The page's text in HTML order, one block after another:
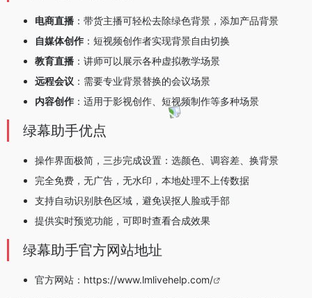
电商直播 ：带货主播可轻松去除绿色背景，添加产品背景
自媒体创作 ：短视频创作者实现背景自由切换
教育直播 ：讲师可以展示各种虚拟教学场景
远程会议 ：需要专业背景替换的会议场景
内容创作 ：适用于影视创作、短视频制作等多种场景
绿幕助手优点
操作界面极简，三步完成设置：选颜色、调容差、换背景
完全免费，无广告，无水印，本地处理不上传数据
支持自动识别肤色区域，避免误抠人脸或手部
提供实时预览功能，可即时查看合成效果
绿幕助手官方网站地址
官方网站： https://www.lmlivehelp.com/